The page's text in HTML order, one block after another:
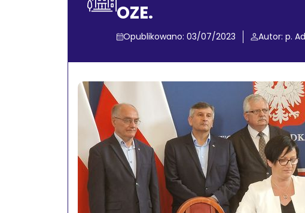
OZE.
Opublikowano: 03/07/2023 Autor: p.